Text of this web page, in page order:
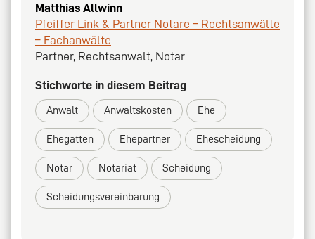
Matthias Allwinn
Pfeiffer Link & Partner Notare – Rechtsanwälte
– Fachanwälte
Partner, Rechtsanwalt, Notar
Stichworte in diesem Beitrag
Anwalt Anwaltskosten Ehe
Ehegatten Ehepartner Ehescheidung
Notar Notariat Scheidung
Scheidungsvereinbarung